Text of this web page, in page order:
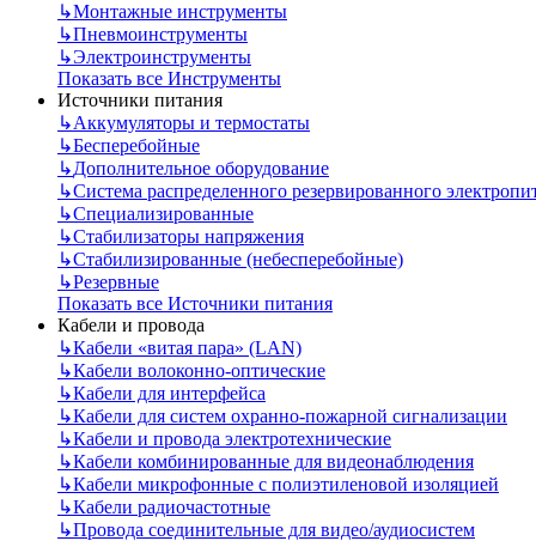
↳Монтажные инструменты
↳Пневмоинструменты
↳Электроинструменты
Показать все Инструменты
Источники питания
↳Аккумуляторы и термостаты
↳Бесперебойные
↳Дополнительное оборудование
↳Система распределенного резервированного
↳Специализированные
↳Стабилизаторы напряжения
↳Стабилизированные (небесперебойные)
↳Резервные
Показать все Источники питания
Кабели и провода
↳Кабели «витая пара» (LAN)
↳Кабели волоконно-оптические
↳Кабели для интерфейса
↳Кабели для систем охранно-пожарной сигнализации
↳Кабели и провода электротехнические
↳Кабели комбинированные для видеонаблюдения
↳Кабели микрофонные с полиэтиленовой изоляцией
↳Кабели радиочастотные
↳Провода соединительные для видео/аудиосистем